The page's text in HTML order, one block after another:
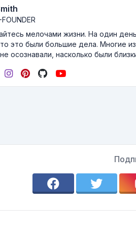
мелочами жизни. На один
это были большие дела. Многие
осознавали, насколько были